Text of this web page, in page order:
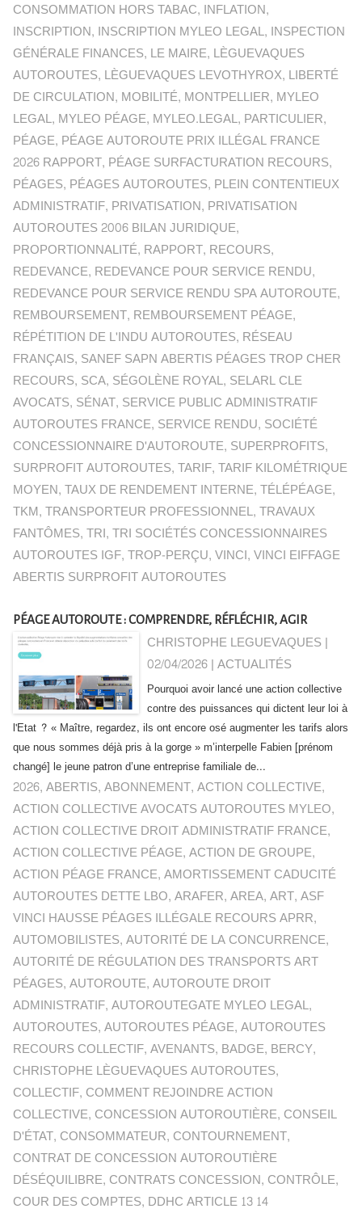
CONSOMMATION HORS TABAC, INFLATION,
INSCRIPTION, INSCRIPTION MYLEO LEGAL, INSPECTION
GÉNÉRALE FINANCES, LE MAIRE, LÈGUEVAQUES
AUTOROUTES, LÈGUEVAQUES LEVOTHYROX, LIBERTÉ
DE CIRCULATION, MOBILITÉ, MONTPELLIER, MYLEO
LEGAL, MYLEO PÉAGE, MYLEO.LEGAL, PARTICULIER,
PÉAGE, PÉAGE AUTOROUTE PRIX ILLÉGAL FRANCE
2026 RAPPORT, PÉAGE SURFACTURATION RECOURS,
PÉAGES, PÉAGES AUTOROUTES, PLEIN CONTENTIEUX
ADMINISTRATIF, PRIVATISATION, PRIVATISATION
AUTOROUTES 2006 BILAN JURIDIQUE,
PROPORTIONNALITÉ, RAPPORT, RECOURS,
REDEVANCE, REDEVANCE POUR SERVICE RENDU,
REDEVANCE POUR SERVICE RENDU SPA AUTOROUTE,
REMBOURSEMENT, REMBOURSEMENT PÉAGE,
RÉPÉTITION DE L'INDU AUTOROUTES, RÉSEAU
FRANÇAIS, SANEF SAPN ABERTIS PÉAGES TROP CHER
RECOURS, SCA, SÉGOLÈNE ROYAL, SELARL CLE
AVOCATS, SÉNAT, SERVICE PUBLIC ADMINISTRATIF
AUTOROUTES FRANCE, SERVICE RENDU, SOCIÉTÉ
CONCESSIONNAIRE D'AUTOROUTE, SUPERPROFITS,
SURPROFIT AUTOROUTES,TARIF,TARIF KILOMÉTRIQUE
MOYEN,TAUX DE RENDEMENT INTERNE,TÉLÉPÉAGE,
TKM,TRANSPORTEUR PROFESSIONNEL,TRAVAUX
FANTÔMES,TRI,TRI SOCIÉTÉS CONCESSIONNAIRES
AUTOROUTES IGF,TROP-PERÇU,VINCI,VINCI EIFFAGE
ABERTIS SURPROFIT AUTOROUTES
PÉAGE AUTOROUTE : COMPRENDRE, RÉFLÉCHIR, AGIR
CHRISTOPHE LEGUEVAQUES |
02/04/2026|ACTUALITÉS
Pourquoi avoir lancé une action collective
contre des puissances qui dictent leur loi à
l'Etat ? « Maître, regardez, ils ont encore osé augmenter les tarifs alors
que nous sommes déjà pris à la gorge » m’interpelle Fabien [prénom
changé] le jeune patron d’une entreprise familiale de...
2026,ABERTIS,ABONNEMENT,ACTION COLLECTIVE,
ACTION COLLECTIVE AVOCATS AUTOROUTES MYLEO,
ACTION COLLECTIVE DROIT ADMINISTRATIF FRANCE,
ACTION COLLECTIVE PÉAGE,ACTION DE GROUPE,
ACTION PÉAGE FRANCE,AMORTISSEMENT CADUCITÉ
AUTOROUTES DETTE LBO,ARAFER,AREA,ART,ASF
VINCI HAUSSE PÉAGES ILLÉGALE RECOURS APRR,
AUTOMOBILISTES,AUTORITÉ DE LA CONCURRENCE,
AUTORITÉ DE RÉGULATION DES TRANSPORTS ART
PÉAGES,AUTOROUTE,AUTOROUTE DROIT
ADMINISTRATIF,AUTOROUTEGATE MYLEO LEGAL,
AUTOROUTES,AUTOROUTES PÉAGE,AUTOROUTES
RECOURS COLLECTIF,AVENANTS, BADGE, BERCY,
CHRISTOPHE LÈGUEVAQUES AUTOROUTES,
COLLECTIF, COMMENT REJOINDRE ACTION
COLLECTIVE, CONCESSION AUTOROUTIÈRE, CONSEIL
D'ÉTAT, CONSOMMATEUR, CONTOURNEMENT,
CONTRAT DE CONCESSION AUTOROUTIÈRE
DÉSÉQUILIBRE, CONTRATS CONCESSION, CONTRÔLE,
COUR DES COMPTES, DDHC ARTICLE 13 14